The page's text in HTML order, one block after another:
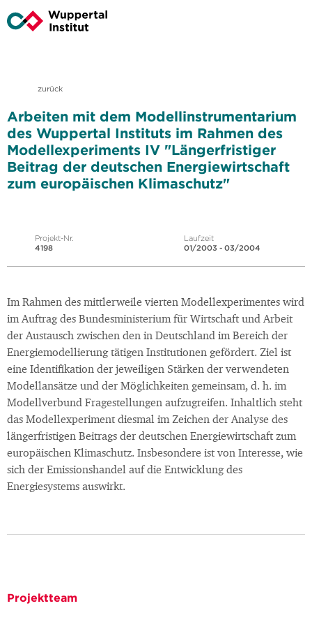
zurück
Arbeiten mit dem Modellinstrumentarium
des Wuppertal Instituts im Rahmen des
Modellexperiments IV "Längerfristiger
Beitrag der deutschen Energiewirtschaft
zum europäischen Klimaschutz"
Projekt-Nr.
4198
Laufzeit
01/2003 - 03/2004
Im Rahmen des mittlerweile vierten Modellexperimentes wird
im Auftrag des Bundesministerium für Wirtschaft und Arbeit
der Austausch zwischen den in Deutschland im Bereich der
Energiemodellierung tätigen Institutionen gefördert. Ziel ist
eine Identifikation der jeweiligen Stärken der verwendeten
Modellansätze und der Möglichkeiten gemeinsam, d. h. im
Modellverbund Fragestellungen aufzugreifen. Inhaltlich steht
das Modellexperiment diesmal im Zeichen der Analyse des
längerfristigen Beitrags der deutschen Energiewirtschaft zum
europäischen Klimaschutz. Insbesondere ist von Interesse, wie
sich der Emissionshandel auf die Entwicklung des
Energiesystems auswirkt.
Projektteam